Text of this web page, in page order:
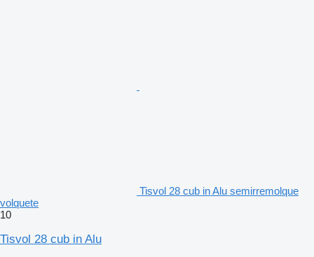
Tisvol 28 cub in Alu semirremolque
volquete
10
Tisvol 28 cub in Alu